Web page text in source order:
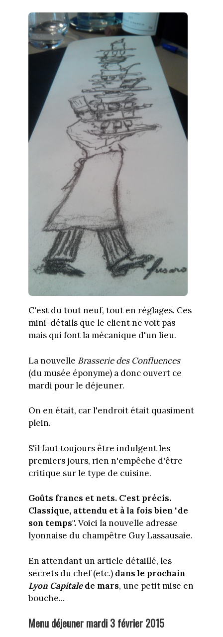
C'est du tout neuf, tout en réglages. Ces
mini-détails que le client ne voit pas
mais qui font la mécanique d'un lieu.
La nouvelle Brasserie des Confluences
(du musée éponyme) a donc ouvert ce
mardi pour le déjeuner.
On en était, car l'endroit était quasiment
plein.
S'il faut toujours être indulgent les
premiers jours, rien n'empêche d'être
critique sur le type de cuisine.
Goûts francs et nets. C'est précis.
Classique, attendu et à la fois bien "de
son temps".Voici la nouvelle adresse
lyonnaise du champêtre Guy Lassausaie.
En attendant un article détaillé, les
secrets du chef (etc.) dans le prochain
Lyon Capitalede mars, une petit mise en
bouche...
Menu déjeuner mardi 3 février 2015